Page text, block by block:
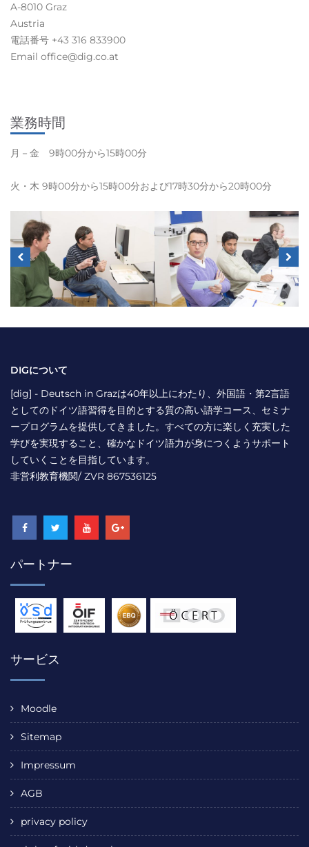
A-8010 Graz
Austria
電話番号 +43 316 833900
Email office@dig.co.at
業務時間
月－金 9時00分から15時00分
火・木 9時00分から15時00分および17時30分から20時00分
DIGについて
[dig] - Deutsch in Grazは40年以上にわたり、外国語・第2言語
としてのドイツ語習得を目的とする質の高い語学コース、セミナ
ープログラムを提供してきました。すべての方に楽しく充実した
学びを実現すること、確かなドイツ語力が身につくようサポート
していくことを目指しています。
非営利教育機関/ ZVR 867536125
パートナー
サービス
Moodle
Sitemap
Impressum
AGB
privacy policy